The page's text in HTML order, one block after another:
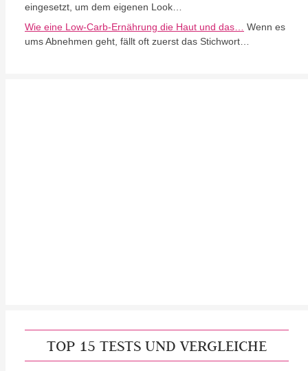
eingesetzt, um dem eigenen Look…
Wie eine Low-Carb-Ernährung die Haut und das…
Wenn es
ums Abnehmen geht, fällt oft zuerst das Stichwort…
TOP 15 TESTS UND VERGLEICHE